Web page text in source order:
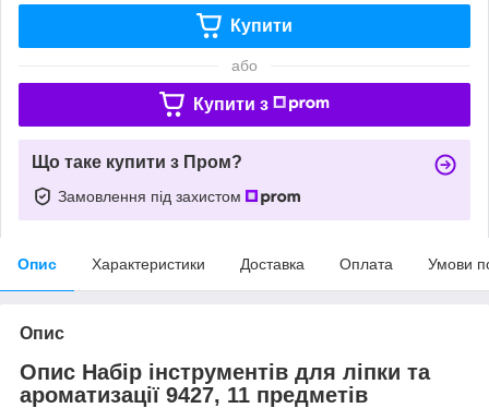
Купити
або
Купити з
Що таке купити з Пром?
Замовлення під захистом
Опис Характеристики Доставка Оплата Умови
Опис
Опис Набір інструментів для ліпки та
ароматизації 9427, 11 предметів